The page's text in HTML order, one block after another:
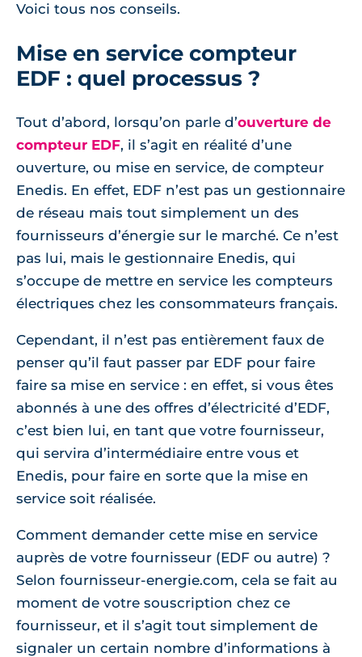
Voici tous nos conseils.
Mise en service compteur
EDF : quel processus ?
Tout d’abord, lorsqu’on parle d’ouverture de
compteur EDF, il s’agit en réalité d’une
ouverture, ou mise en service, de compteur
Enedis. En effet, EDF n’est pas un gestionnaire
de réseau mais tout simplement un des
fournisseurs d’énergie sur le marché. Ce n’est
pas lui, mais le gestionnaire Enedis, qui
s’occupe de mettre en service les compteurs
électriques chez les consommateurs français.
Cependant, il n’est pas entièrement faux de
penser qu’il faut passer par EDF pour faire
faire sa mise en service : en effet, si vous êtes
abonnés à une des offres d’électricité d’EDF,
c’est bien lui, en tant que votre fournisseur,
qui servira d’intermédiaire entre vous et
Enedis, pour faire en sorte que la mise en
service soit réalisée.
Comment demander cette mise en service
auprès de votre fournisseur (EDF ou autre) ?
Selon fournisseur-energie.com, cela se fait au
moment de votre souscription chez ce
fournisseur, et il s’agit tout simplement de
signaler un certain nombre d’informations à